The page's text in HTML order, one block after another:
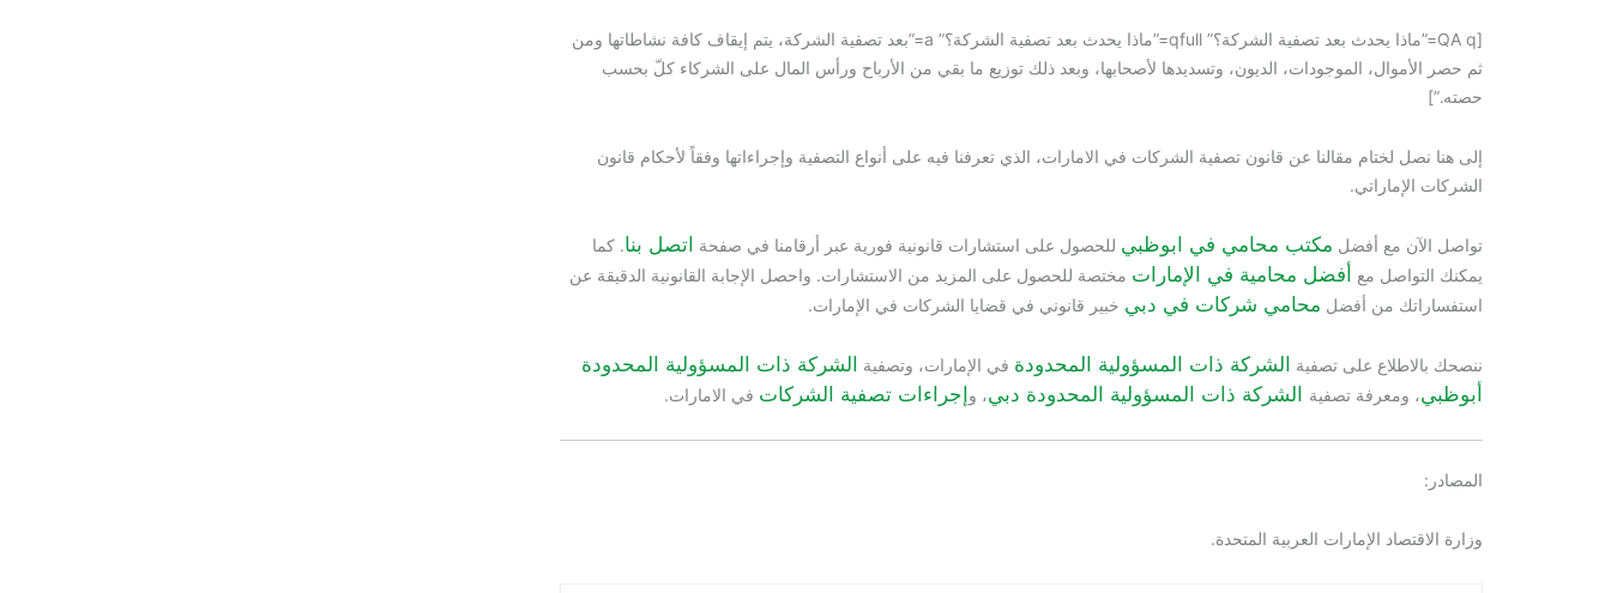
[QA q=”ماذا يحدث بعد تصفية الشركة؟” qfull=”ماذا يحدث بعد تصفية الشركة؟” a=”بعد تصفية الشركة، يتم إيقاف كافة نشاطاتها ومن
ثم حصر الأموال، الموجودات، الديون، وتسديدها لأصحابها، وبعد ذلك توزيع ما بقي من الأرباح ورأس المال على الشركاء كلّ بحسب
حصته.”]
إلى هنا نصل لختام مقالنا عن قانون تصفية الشركات في الامارات، الذي تعرفنا فيه على أنواع التصفية وإجراءاتها وفقاً لأحكام قانون
الشركات الإماراتي.
تواصل الآن مع أفضل مكتب محامي في ابوظبي للحصول على استشارات قانونية فورية عبر أرقامنا في صفحة اتصل بنا. كما
يمكنك التواصل مع أفضل محامية في الإمارات مختصة للحصول على المزيد من الاستشارات. واحصل الإجابة القانونية الدقيقة عن
استفساراتك من أفضل محامي شركات في دبي خبير قانوني في قضايا الشركات في الإمارات.
ننصحك بالاطلاع على تصفية الشركة ذات المسؤولية المحدودة في الإمارات، وتصفية الشركة ذات المسؤولية المحدودة
أبوظبي، ومعرفة تصفية الشركة ذات المسؤولية المحدودة دبي، وإجراءات تصفية الشركات في الامارات.
المصادر:
وزارة الاقتصاد الإمارات العربية المتحدة.